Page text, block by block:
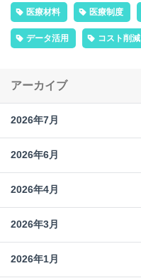
医療材料 医療制度
データ活用 コスト削減
アーカイブ
2026年7月
2026年6月
2026年4月
2026年3月
2026年1月